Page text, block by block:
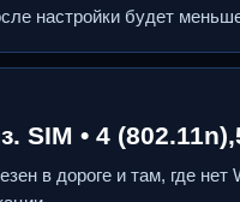
настройки будет
SIM • 4
в дороге и там, где нет